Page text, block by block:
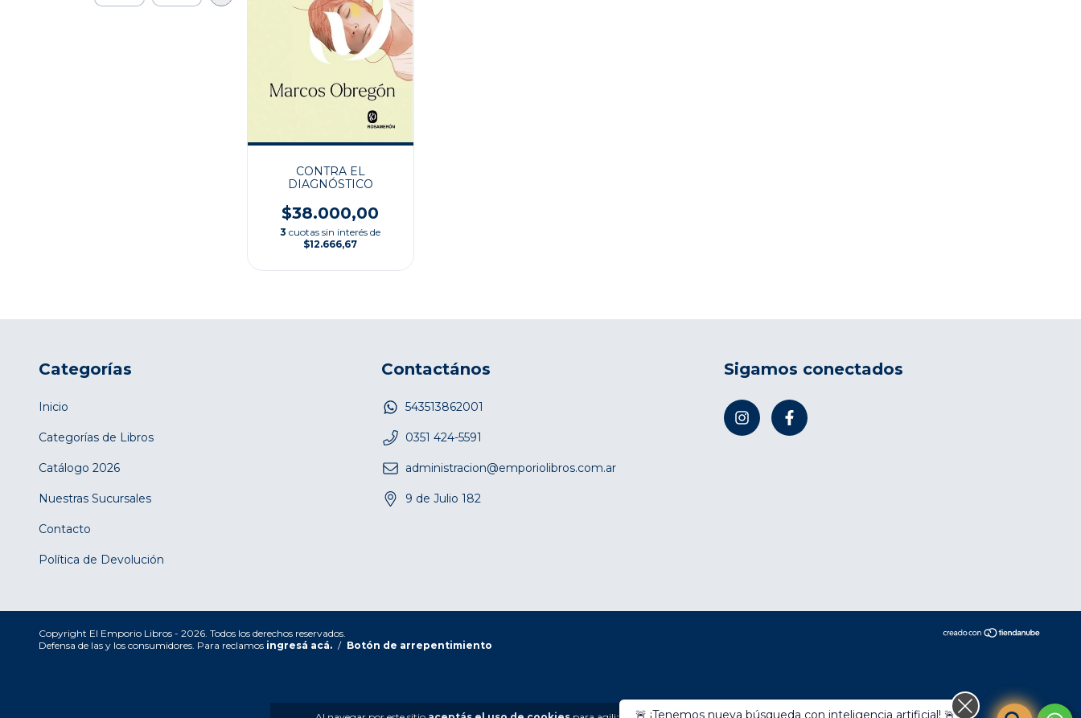
CONTRA EL
DIAGNÓSTICO
$38.000,00
3 cuotas sin interés de
$12.666,67
Categorías
Inicio
Categorías de Libros
Catálogo 2026
Nuestras Sucursales
Contacto
Política de Devolución
Contactános
543513862001
0351 424-5591
administracion@emporiolibros.com.ar
9 de Julio 182
Sigamos conectados
Copyright El Emporio Libros - 2026. Todos los derechos reservados.
Defensa de las y los consumidores. Para reclamos ingresá acá. / Botón de arrepentimiento